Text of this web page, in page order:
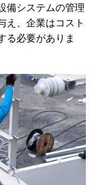
備システムの管理
え、企業はコスト
る必要がありま